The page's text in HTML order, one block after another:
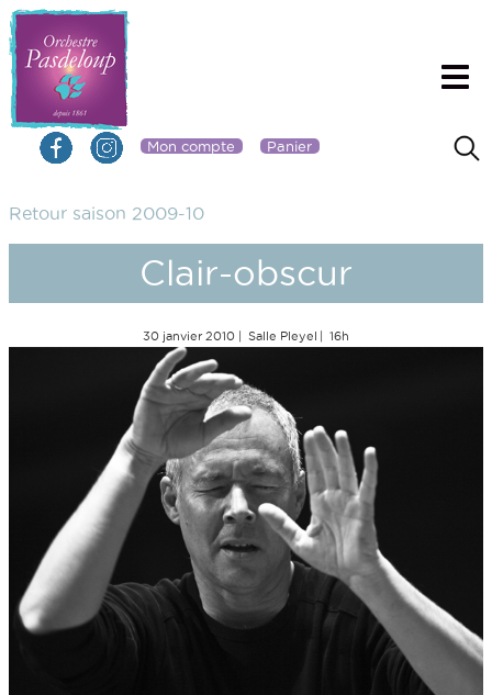
Mon compte Panier
Retour saison 2009-10
Clair-obscur
30 janvier 2010 Salle Pleyel 16h